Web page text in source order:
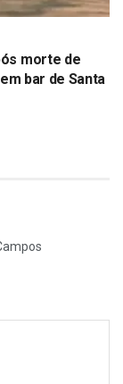
morte de
bar de Santa